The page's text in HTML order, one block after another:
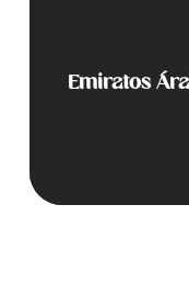
Emiratos